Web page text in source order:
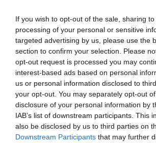
If you wish to opt-out of the sale, sharing
processing of your personal or sensitive
targeted advertising by us, please use the
section to confirm your selection. Please
opt-out request is processed you may
interest-based ads based on personal
us or personal information disclosed to
your opt-out. You may separately opt-out
disclosure of your personal information by
IAB’s list of downstream participants. This
also be disclosed by us to third parties on
Downstream Participants that may further
Aucun commentaire !
LAISSER UN COMMENTAIRE
FAIRE UN DON